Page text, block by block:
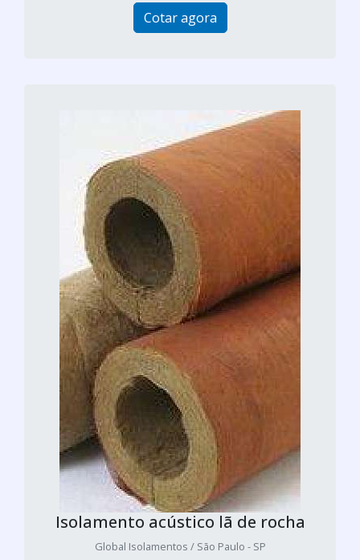
Cotar agora
Isolamento acústico lã de rocha
Global Isolamentos / São Paulo - SP